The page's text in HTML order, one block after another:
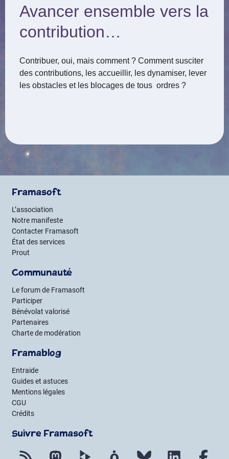
Avancer ensemble vers la
contribution…
Contribuer, oui, mais comment ? Comment susciter
des contributions, les accueillir, les dynamiser, lever
les obstacles et les blocages de tous ordres ?
Framasoft
L’association
Notre manifeste
Contacter Framasoft
État des services
Prout
Communauté
Le forum de Framasoft
Participer
Bénévolat valorisé
Partenaires
Charte de modération
Framablog
Entraide
Guides et astuces
Mentions légales
CGU
Crédits
Suivre Framasoft
Flux RSS Mastodon PeerTube Mobilizon Bluesky LinkedIn